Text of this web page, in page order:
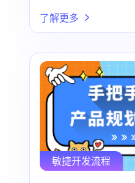
了解更多
敏捷开发流程